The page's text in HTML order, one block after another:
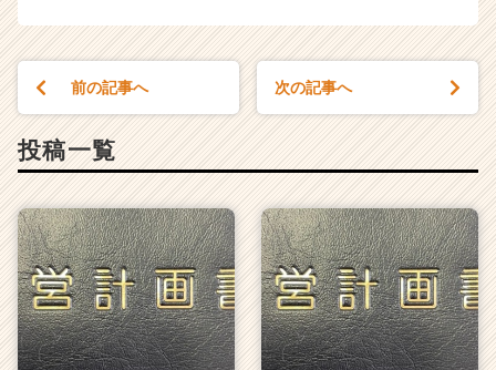
か
ら
ウ
が
く
就
活
サ
イ
ト
チ
前の記事へ 次の記事へ
投稿一覧